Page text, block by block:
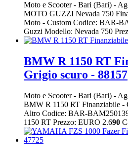
Moto e Scooter- Bari (Bari) -
MOTO GUZZI Nevada 750
Moto - Custom Codice: BAR-
Guzzi Modello: Nevada 750
BMW R 1150 RT
Grigio scuro - 88157
Moto e Scooter- Bari (Bari) -
BMW R 1150 RT Finanziabile -
Altro Codice: BAR-
1150 RT Prezzo: EURO 2.690